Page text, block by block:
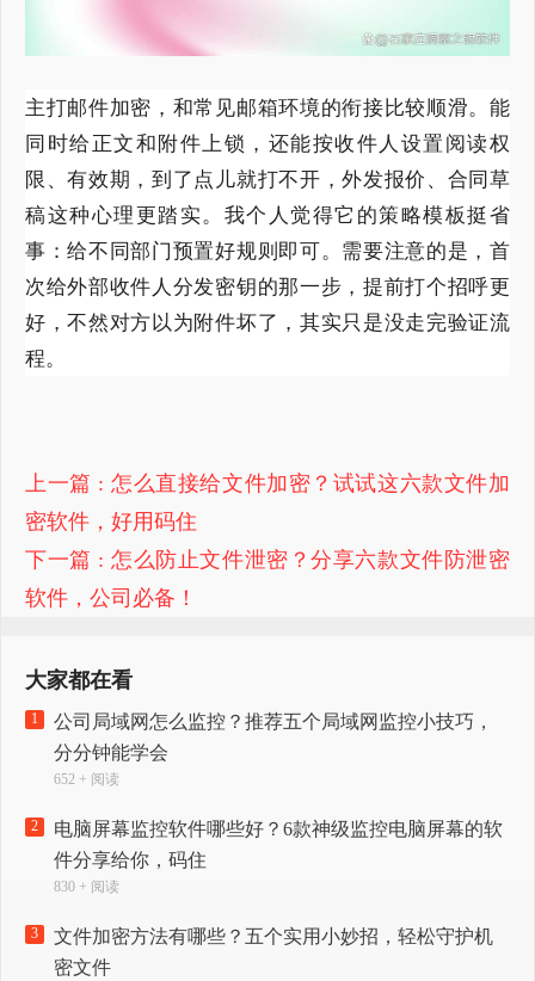
主打邮件加密，和常见邮箱环境的衔接比较顺滑。能
同时给正文和附件上锁，还能按收件人设置阅读权
限、有效期，到了点儿就打不开，外发报价、合同草
稿这种心理更踏实。我个人觉得它的策略模板挺省
事：给不同部门预置好规则即可。需要注意的是，首
次给外部收件人分发密钥的那一步，提前打个招呼更
好，不然对方以为附件坏了，其实只是没走完验证流
程。
上一篇 : 怎么直接给文件加密？试试这六款文件加
密软件，好用码住
下一篇 : 怎么防止文件泄密？分享六款文件防泄密
软件，公司必备！
大家都在看
1
公司局域网怎么监控？推荐五个局域网监控小技巧，
分分钟能学会
652 + 阅读
2
电脑屏幕监控软件哪些好？6款神级监控电脑屏幕的软
件分享给你，码住
830 + 阅读
3
文件加密方法有哪些？五个实用小妙招，轻松守护机
密文件